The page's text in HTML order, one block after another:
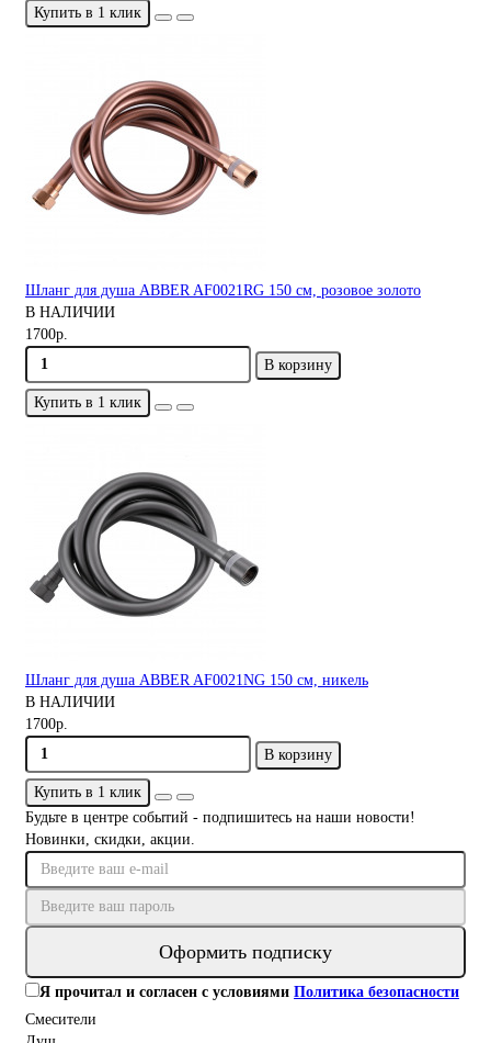
Купить в 1 клик
Шланг для душа ABBER AF0021RG 150 см, розовое золото
В НАЛИЧИИ
1700р.
В корзину
Купить в 1 клик
Шланг для душа ABBER AF0021NG 150 см, никель
В НАЛИЧИИ
1700р.
В корзину
Купить в 1 клик
Будьте в центре событий - подпишитесь на наши новости!
Новинки, скидки, акции.
Оформить подписку
Я прочитал и согласен с условиями Политика безопасности
Смесители